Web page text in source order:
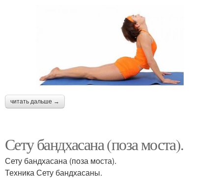
читать дальше →
Сету бандхасана (поза моста).
Сету бандхасана (поза моста).
Техника Сету бандхасаны.